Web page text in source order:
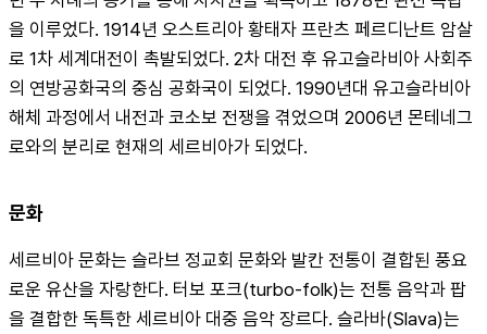
을 이루었다. 1914년 오스트리아 황태자 프란츠 페르디난트 암살
로 1차 세계대전이 촉발되었다. 2차 대전 후 유고슬라비아 사회주
의 연방공화국의 중심 공화국이 되었다. 1990년대 유고슬라비아
해체 과정에서 내전과 코소보 전쟁을 겪었으며 2006년 몬테네그
로와의 분리로 현재의 세르비아가 되었다.
문화
세르비아 문화는 슬라브 정교회 문화와 발칸 전통이 결합된 풍요
로운 유산을 자랑한다. 터보 포크(turbo-folk)는 전통 음악과 팝
을 결합한 독특한 세르비아 대중 음악 장르다. 슬라바(Slava)는